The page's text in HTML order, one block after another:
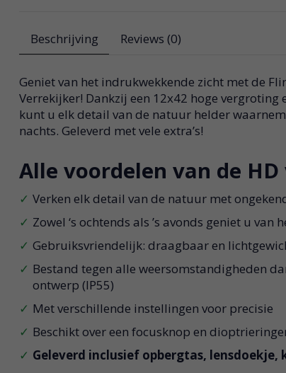
Beschrijving Reviews (0)
Geniet van het indrukwekkende zicht met de
Verrekijker! Dankzij een 12x42 hoge vergroting
kunt u elk detail van de natuur helder
nachts. Geleverd met vele extra’s!
Alle voordelen van de HD
Verken elk detail van de natuur met
Zowel ‘s ochtends als ’s avonds geniet u van
Gebruiksvriendelijk: draagbaar en
Bestand tegen alle weersomstandigheden
ontwerp (IP55)
Met verschillende instellingen voor precisie
Beschikt over een focusknop en
Geleverd inclusief opbergtas, lensdoekje,